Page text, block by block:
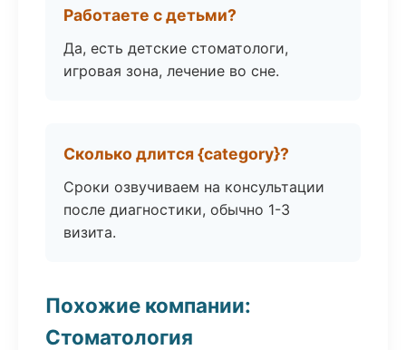
Работаете с детьми?
Да, есть детские стоматологи,
игровая зона, лечение во сне.
Сколько длится {category}?
Сроки озвучиваем на консультации
после диагностики, обычно 1-3
визита.
Похожие компании:
Стоматология